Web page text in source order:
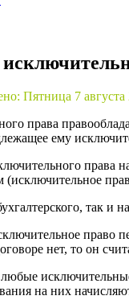
Пятница 7 августа
права
ему
права
(исключительное
так и
право
нет, то он
любые
на них